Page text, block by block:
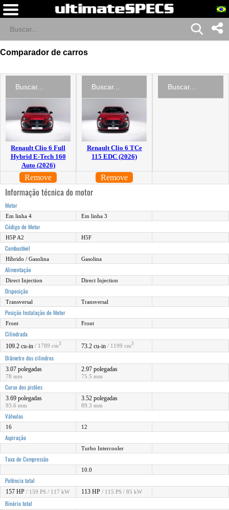
Comparador de carros
Renault Clio 6 Full
Hybrid E-Tech 160
Auto (2026)
Renault Clio 6 TCe
115 EDC (2026)
Remove Remove
Informação técnica do motor
Motor
Em linha 4 Em linha 3
Código de Motor
H5P A2 H5F
Combustível
Híbrido / Gasolina Gasolina
Alimentação
Direct Injection Direct Injection
Disposição
Transversal Transversal
Posição Instalação do Motor
Front Front
Cilindrada
109.2 cu-in / 1789 cm3 73.2 cu-in / 1199 cm3
Diâmetro dos cilindros
3.07 polegadas
78 mm
2.97 polegadas
75.5 mm
Curso dos pistões
3.69 polegadas
93.6 mm
3.52 polegadas
89.3 mm
Válvulas
16 12
Aspiração
Turbo Intercooler
Taxa de Compressão
10.0
Potência total
157 HP / 159 PS / 117 kW 113 HP / 115 PS / 85 kW
Binário total